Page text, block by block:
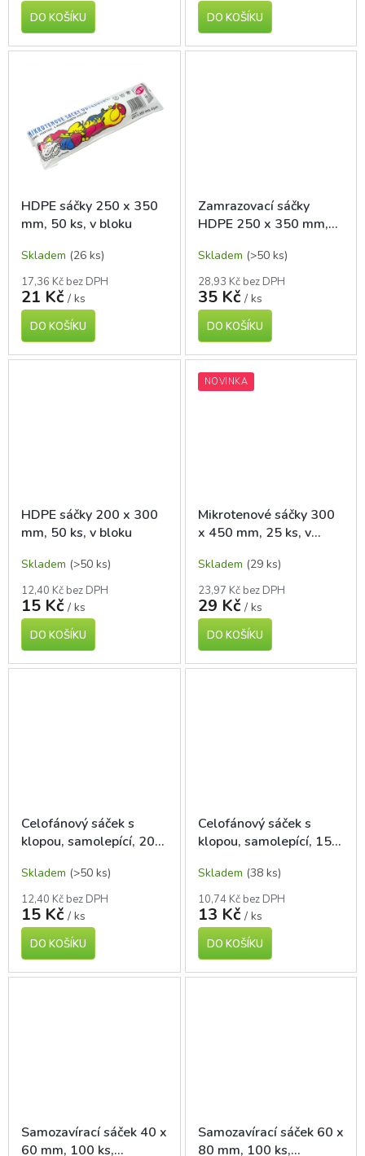
DO KOŠÍKU DO KOŠÍKU
HDPE sáčky 250 x 350
mm, 50 ks, v bloku
Skladem (26 ks)
17,36 Kč bez DPH
21 Kč / ks
DO KOŠÍKU
Zamrazovací sáčky
HDPE 250 x 350 mm,
Skladem (>50 ks)
28,93 Kč bez DPH
35 Kč / ks
DO KOŠÍKU
HDPE sáčky 200 x 300
mm, 50 ks, v bloku
Skladem (>50 ks)
12,40 Kč bez DPH
15 Kč / ks
DO KOŠÍKU
NOVINKA
Mikrotenové sáčky 300
x 450 mm, 25 ks, v
Skladem (29 ks)
23,97 Kč bez DPH
29 Kč / ks
DO KOŠÍKU
Celofánový sáček s
klopou, samolepící, 200
Skladem (>50 ks)
12,40 Kč bez DPH
15 Kč / ks
DO KOŠÍKU
Celofánový sáček s
klopou, samolepící, 150
Skladem (38 ks)
10,74 Kč bez DPH
13 Kč / ks
DO KOŠÍKU
Samozavírací sáček 40 x
60 mm, 100 ks,
Samozavírací sáček 60 x
80 mm, 100 ks,